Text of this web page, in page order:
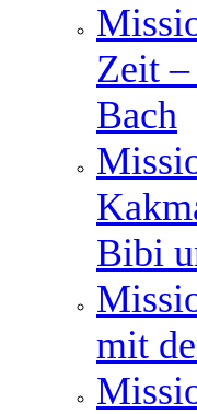
Zeit
Bach
Bibi
mit